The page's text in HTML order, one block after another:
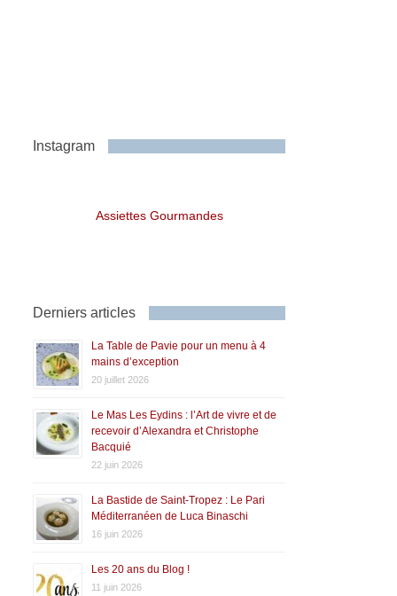
Instagram
Assiettes Gourmandes
Derniers articles
La Table de Pavie pour un menu à 4
mains d’exception
20 juillet 2026
Le Mas Les Eydins : l’Art de vivre et de
recevoir d’Alexandra et Christophe
Bacquié
22 juin 2026
La Bastide de Saint-Tropez : Le Pari
Méditerranéen de Luca Binaschi
16 juin 2026
Les 20 ans du Blog !
11 juin 2026